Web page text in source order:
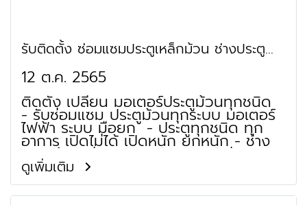
รับติดตั้ง ซ่อมแซมประตูเหล็กม้วน ช่างประตู
ม้วน บางนา
12 ต.ค. 2565
ติดตั้ง เปลี่ยน มอเตอร์ประตูม้วนทุกชนิด
- รับซ่อมแซม ประตูม้วนทุกระบบ มอเตอร์
ไฟฟ้า ระบบ มือยก - ประตูทุกชนิด ทุก
อาการ เปิดไม่ได้ เปิดหนัก ยกหนัก - ช่าง
ประตูม้วน ซ่อมมอเตอร์ มอเตอร์ไม่ติด
มอเตอร์เสีย เปิดไม่ได้ ร้านประตูม้วน
จำหน่าย ใบประตูม้วน เพลาประตูม้วน เสา
รางประตูม้วน ชุดฐานล่างประตูม้วน กล่อง
ดูเพิ่มเติม